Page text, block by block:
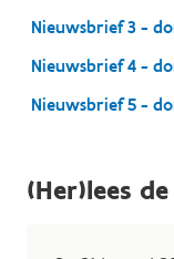
Nieuwsbrief 3 -
Nieuwsbrief 4 -
Nieuwsbrief 5 -
(Her)lees